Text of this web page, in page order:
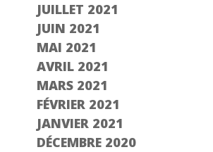
JUILLET 2021
JUIN 2021
MAI 2021
AVRIL 2021
MARS 2021
FÉVRIER 2021
JANVIER 2021
DÉCEMBRE 2020